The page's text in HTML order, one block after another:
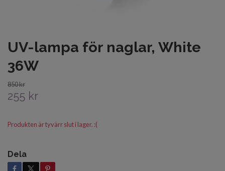
UV-lampa för naglar, White
36W
850 kr
255 kr
Produkten är tyvärr slut i lager. :(
Dela